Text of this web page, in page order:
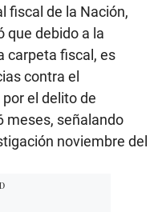
fiscal de la Nación,
que debido a la
carpeta fiscal, es
contra el
el delito de
meses, señalando
noviembre del